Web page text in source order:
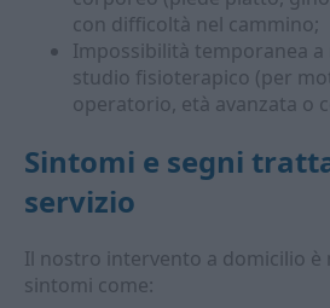
con difficoltà nel cammino;
Impossibilità temporanea
studio fisioterapico (per
operatorio, età avanzata o
Sintomi e segni
servizio
Il nostro intervento a domicilio è
sintomi come: